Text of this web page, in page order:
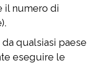
il numero di
da qualsiasi paese
eseguire le